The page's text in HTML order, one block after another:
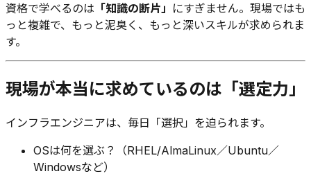
資格で学べるのは 「知識の断片」 にすぎません。現場ではも
っと複雑で、もっと泥臭く、もっと深いスキルが求められま
す。
現場が本当に求めているのは「選定力」
インフラエンジニアは、毎日「選択」を迫られます。
OSは何を選ぶ？（RHEL/AlmaLinux／Ubuntu／
Windowsなど）